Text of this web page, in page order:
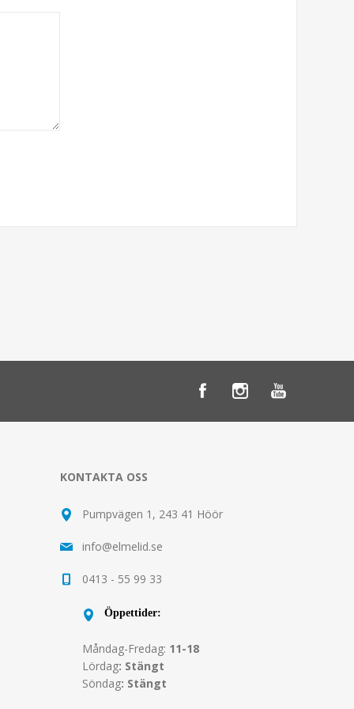
KONTAKTA OSS
Pumpvägen 1, 243 41 Höör
info@elmelid.se
0413 - 55 99 33
Öppettider:
Måndag-Fredag: 11-18
Lördag: Stängt
Söndag: Stängt